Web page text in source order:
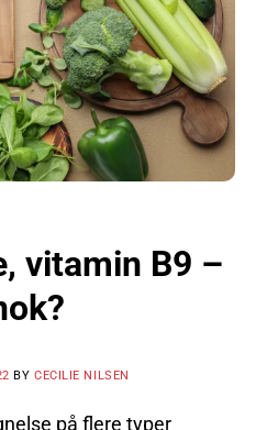
vitamin B9 –
BY CECILIE NILSEN
på flere typer